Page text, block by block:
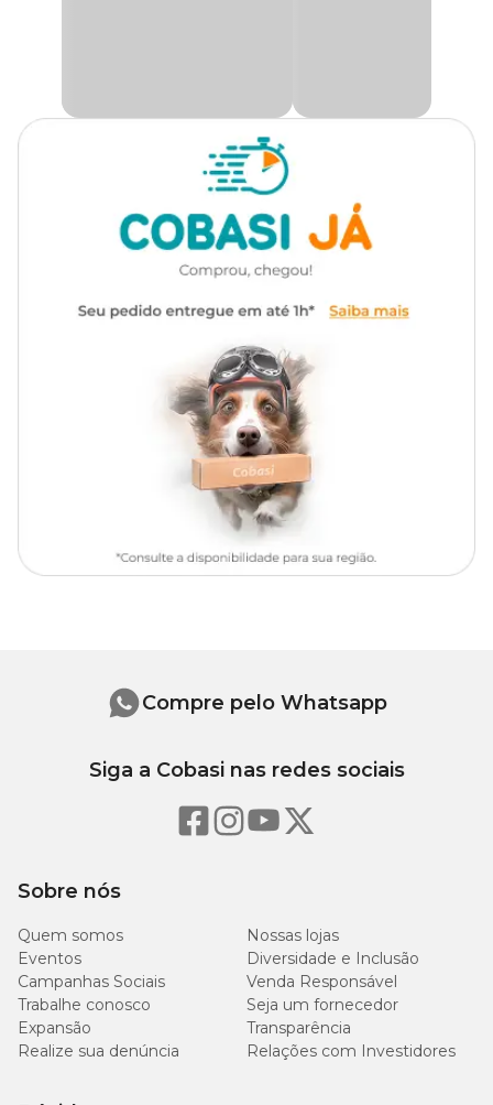
ideal para quem busca um produto sustentável sem abrir mão da
Capacidade Diâmetro Altura
390 ml 12,5 cm 5,3 cm 350 g
Cerâmica de alta resistência, higiênico, atóxico, acabamento
esmaltado resistente a riscos e manchas, fácil de limpar.
Onde comprar comedouro para gatos?
Você encontra o Comedouro Porcelana Meow Médio com preço
Sobre nós
Quem somos
Nossas lojas
Eventos
Diversidade e Inclusão
Campanhas Sociais
Venda Responsável
Trabalhe conosco
Seja um fornecedor
Expansão
Transparência
Realize sua denúncia
Relações com Investidores
Compre pelo Whatsapp
Siga a Cobasi nas redes sociais